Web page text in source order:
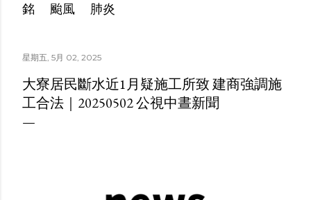
銘
颱風 肺炎
星期五, 5月 02, 2025
大寮居民斷水近1月疑施工所致 建商強調施
工合法｜20250502 公視中晝新聞